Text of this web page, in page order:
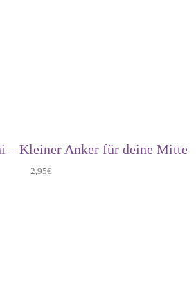
– Kleiner Anker für deine Mitte
2,95€